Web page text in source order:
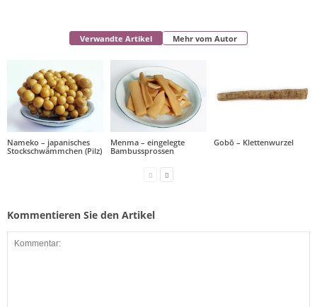
Verwandte Artikel Mehr vom Autor
Nameko – japanisches
Stockschwämmchen (Pilz)
Menma – eingelegte
Bambussprossen
Gobō – Klettenwurzel
Kommentieren Sie den Artikel